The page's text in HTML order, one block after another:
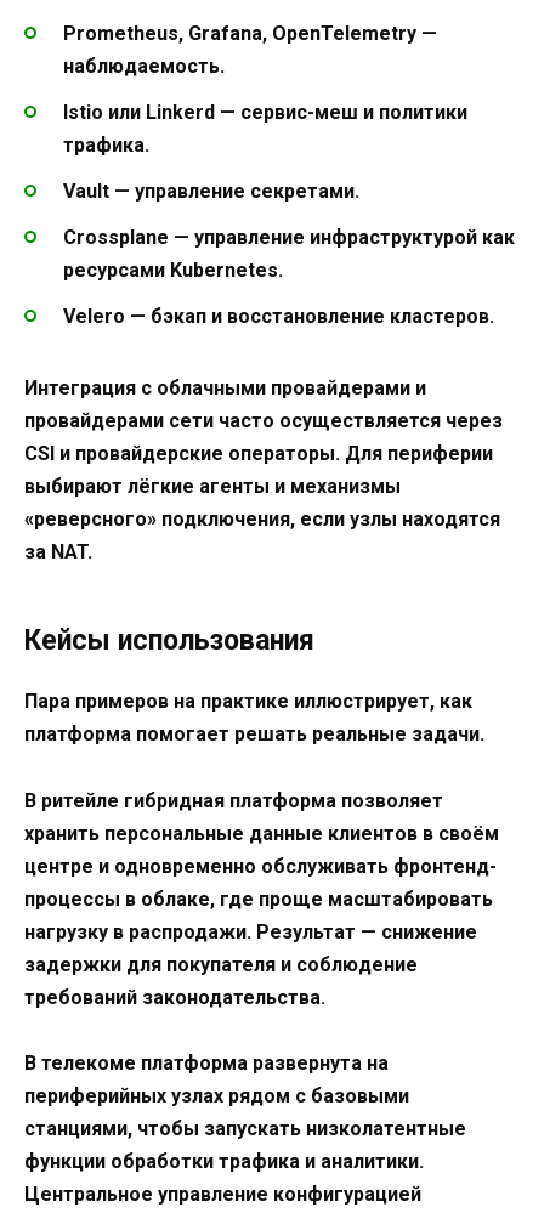
Prometheus, Grafana, OpenTelemetry —
наблюдаемость.
Istio или Linkerd — сервис-меш и политики
трафика.
Vault — управление секретами.
Crossplane — управление инфраструктурой как
ресурсами Kubernetes.
Velero — бэкап и восстановление кластеров.
Интеграция с облачными провайдерами и
провайдерами сети часто осуществляется через
CSI и провайдерские операторы. Для периферии
выбирают лёгкие агенты и механизмы
«реверсного» подключения, если узлы находятся
за NAT.
Кейсы использования
Пара примеров на практике иллюстрирует, как
платформа помогает решать реальные задачи.
В ритейле гибридная платформа позволяет
хранить персональные данные клиентов в своём
центре и одновременно обслуживать фронтенд-
процессы в облаке, где проще масштабировать
нагрузку в распродажи. Результат — снижение
задержки для покупателя и соблюдение
требований законодательства.
В телекоме платформа развернута на
периферийных узлах рядом с базовыми
станциями, чтобы запускать низколатентные
функции обработки трафика и аналитики.
Центральное управление конфигурацией